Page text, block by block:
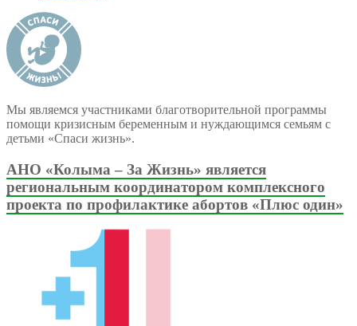
Мы являемся участниками благотворительной программы
помощи кризисным беременным и нуждающимся семьям с
детьми «Спаси жизнь».
АНО «Колыма – За Жизнь» является
региональным координатором комплексного
проекта по профилактике абортов «Плюс один»